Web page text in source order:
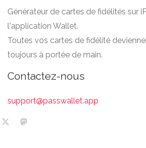
Générateur de cartes de fidélités sur
l'application Wallet.
Toutes vos cartes de fidélité
toujours à portée de main.
Contactez-nous
support@passwallet.app